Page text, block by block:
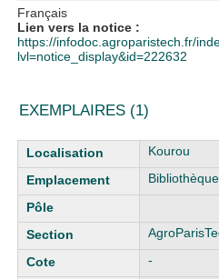
Français
Lien vers la notice :
https://infodoc.agroparistech.fr/
lvl=notice_display&id=222632
EXEMPLAIRES (1)
Liste des exemplaires
Kourou
Bibliothèque
-